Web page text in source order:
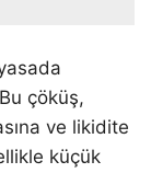
çöküş,
ve likidite
küçük